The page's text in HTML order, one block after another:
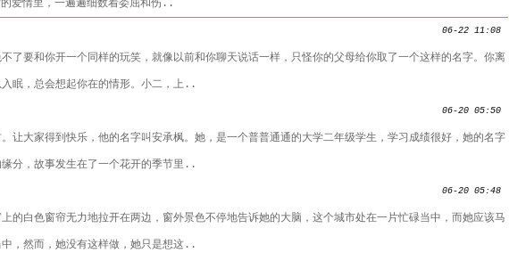
爱情里，一遍遍细数着委屈和伤..
06-22 11:08
了要和你开一个同样的玩笑，就像以前和你聊天说话一样，只怪你的父母给你取了一个这样的名字。你离
眠，总会想起你在的情形。小二，上..
06-20 05:50
让大家得到快乐，他的名字叫安承枫。她，是一个普普通通的大学二年级学生，学习成绩很好，她的名字
分，故事发生在了一个花开的季节里..
06-20 05:48
的白色窗帘无力地拉开在两边，窗外景色不停地告诉她的大脑，这个城市处在一片忙碌当中，而她应该马
，然而，她没有这样做，她只是想这..